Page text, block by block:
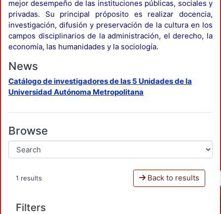
mejor desempeño de las instituciones públicas, sociales y
privadas. Su principal próposito es realizar docencia,
investigación, difusión y preservación de la cultura en los
campos disciplinarios de la administración, el derecho, la
economía, las humanidades y la sociología.
News
Catálogo de investigadores de las 5 Unidades de la
Universidad Autónoma Metropolitana
Browse
1 results Back to results
Filters